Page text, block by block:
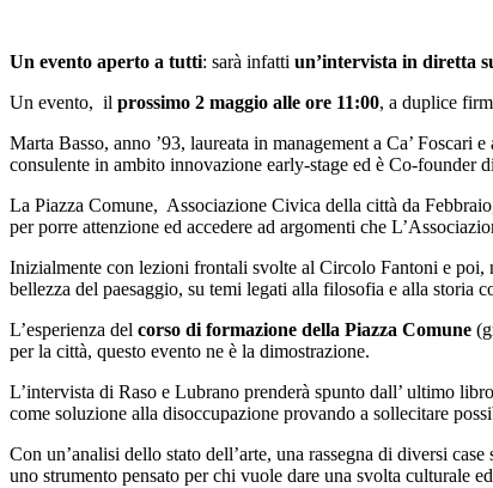
Un evento aperto a tutti: sarà infatti un’intervista in diretta
Un evento, il prossimo 2 maggio alle ore 11:00, a duplice
Marta Basso, anno ’93, laureata in management a Ca’
consulente in ambito innovazione early-stage ed è Co-founder
La Piazza Comune, Associazione Civica della città da
per porre attenzione ed accedere ad argomenti che
Inizialmente con lezioni frontali svolte al Circolo Fantoni e poi,
bellezza del paesaggio, su temi legati alla filosofia e alla storia
L’esperienza del corso di formazione della Piazza Comune
per la città, questo evento ne è la dimostrazione.
L’intervista di Raso e Lubrano prenderà spunto dall’ ultimo
come soluzione alla disoccupazione provando a sollecitare
Con un’analisi dello stato dell’arte, una rassegna di diversi
uno strumento pensato per chi vuole dare una svolta culturale